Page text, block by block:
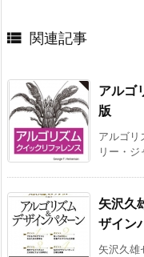
 関連記事
アルゴ
版
アルゴリ
リー・
矢沢久
ザイン
矢沢久雄